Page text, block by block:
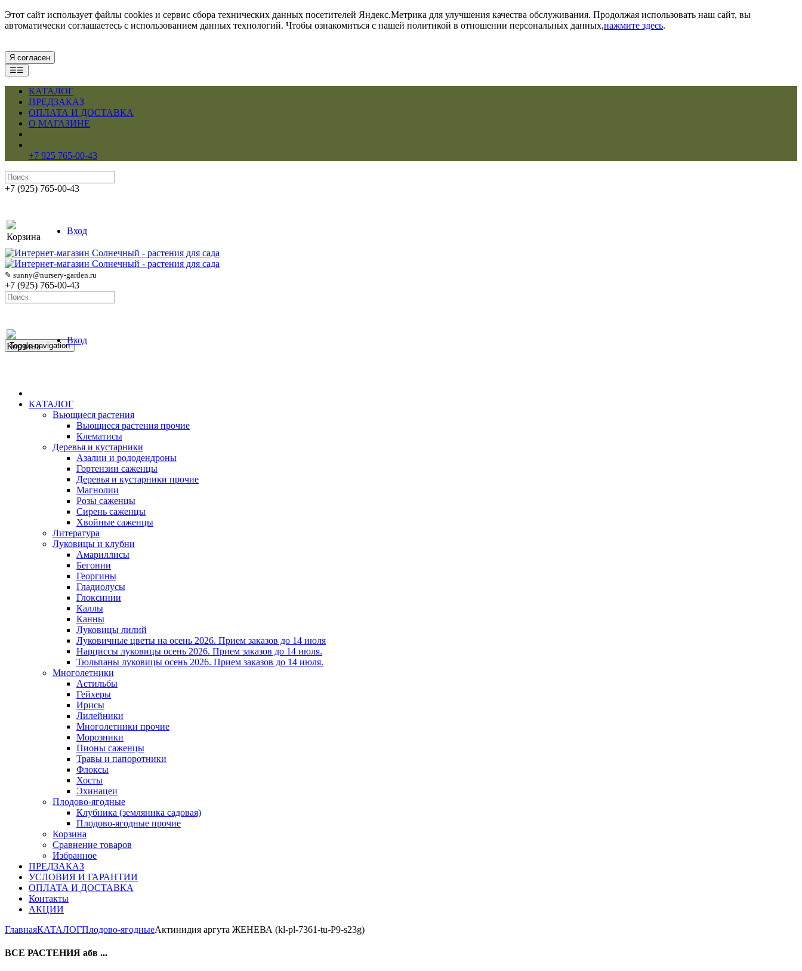
Этот сайт использует файлы cookies и сервис сбора технических данных посетителей Яндекс.Метрика для улучшения качества обслуживания. Продолжая использовать наш сайт, вы
автоматически соглашаетесь с использованием данных технологий. Чтобы ознакомиться с нашей политикой в отношении персональных данных,нажмите здесь.
Я согласен
☰☰
КАТАЛОГ
ПРЕДЗАКАЗ
ОПЛАТА И ДОСТАВКА
О МАГАЗИНЕ
+7 925 765-00-43
+7 (925) 765-00-43
Корзина
Вход
✎ sunny@nursery-garden.ru
+7 (925) 765-00-43
Корзина
Вход
Toggle navigation
КАТАЛОГ
Вьющиеся растения
Вьющиеся растения прочие
Клематисы
Деревья и кустарники
Азалии и рододендроны
Гортензии саженцы
Деревья и кустарники прочие
Магнолии
Розы саженцы
Сирень саженцы
Хвойные саженцы
Литература
Луковицы и клубни
Амариллисы
Бегонии
Георгины
Гладиолусы
Глоксинии
Каллы
Канны
Луковицы лилий
Луковичные цветы на осень 2026. Прием заказов до 14 июля
Нарциссы луковицы осень 2026. Прием заказов до 14 июля.
Тюльпаны луковицы осень 2026. Прием заказов до 14 июля.
Многолетники
Астильбы
Гейхеры
Ирисы
Лилейники
Многолетники прочие
Морозники
Пионы саженцы
Травы и папоротники
Флоксы
Хосты
Эхинацеи
Плодово-ягодные
Клубника (земляника садовая)
Плодово-ягодные прочие
Корзина
Сравнение товаров
Избранное
ПРЕДЗАКАЗ
УСЛОВИЯ И ГАРАНТИИ
ОПЛАТА И ДОСТАВКА
Контакты
АКЦИИ
ГлавнаяКАТАЛОГПлодово-ягодныеАктинидия аргута ЖЕНЕВА (kl-pl-7361-tu-P9-s23g)
ВСЕ РАСТЕНИЯ абв ...